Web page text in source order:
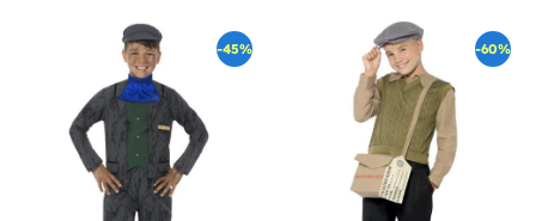
-45% -60%